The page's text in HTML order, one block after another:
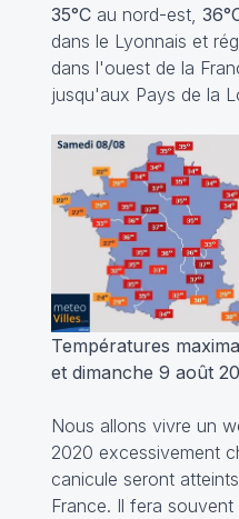
35°Cau nord-est,
dans le Lyonnais et
dans l'ouest de la
jusqu'aux Pays de la
Températures
et dimanche 9 août
Nous allons vivre un
2020 excessivement
canicule seront
France. Il fera souvent